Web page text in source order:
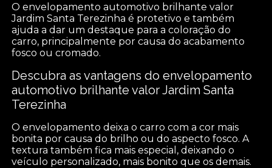
O envelopamento automotivo brilhante valor
Jardim Santa Terezinha é protetivo e também
ajuda a dar um destaque para a coloração do
carro, principalmente por causa do acabamento
fosco ou cromado.
Descubra as vantagens do envelopamento
automotivo brilhante valor Jardim Santa
Terezinha
O envelopamento deixa o carro com a cor mais
bonita por causa do brilho ou do aspecto fosco. A
textura também fica mais especial, deixando o
veículo personalizado, mais bonito que os demais.